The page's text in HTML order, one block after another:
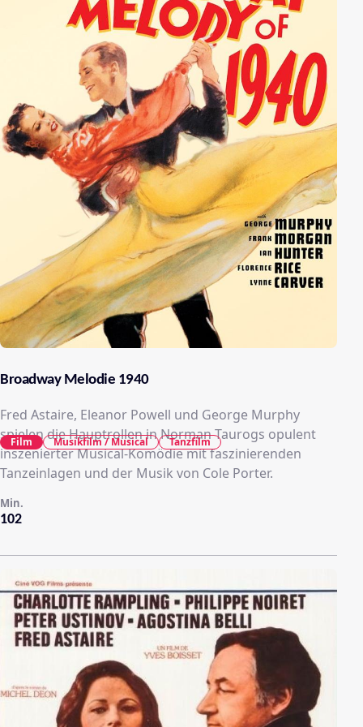
Broadway Melodie 1940
Fred Astaire, Eleanor Powell und George Murphy
spielen die Hauptrollen in Norman Taurogs opulent
inszenierter Musical-Komödie mit faszinierenden
Tanzeinlagen und der Musik von Cole Porter.
102
Min.
Film Musikfilm / Musical Tanzfilm